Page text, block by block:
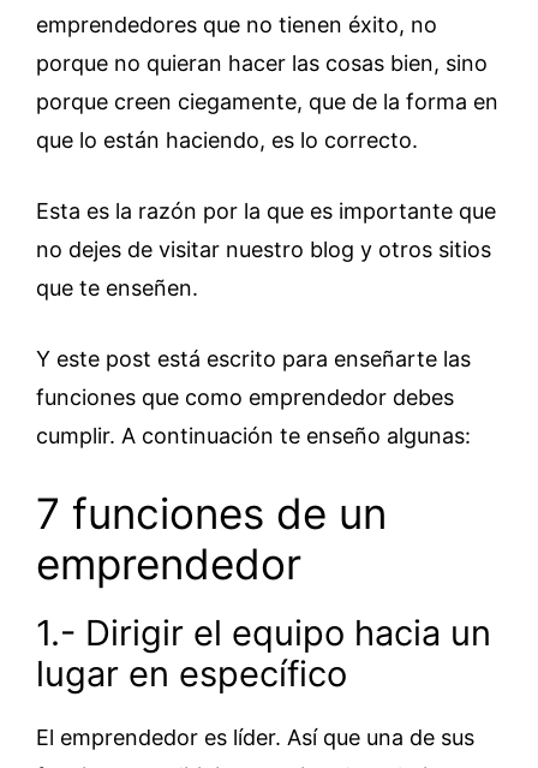
emprendedores que no tienen éxito, no
porque no quieran hacer las cosas bien, sino
porque creen ciegamente, que de la forma en
que lo están haciendo, es lo correcto.
Esta es la razón por la que es importante que
no dejes de visitar nuestro blog y otros sitios
que te enseñen.
Y este post está escrito para enseñarte las
funciones que como emprendedor debes
cumplir. A continuación te enseño algunas:
7 funciones de un
emprendedor
1.- Dirigir el equipo hacia un
lugar en específico
El emprendedor es líder. Así que una de sus